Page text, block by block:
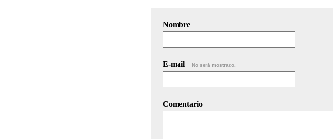
Nombre
E-mail No será mostrado.
Comentario